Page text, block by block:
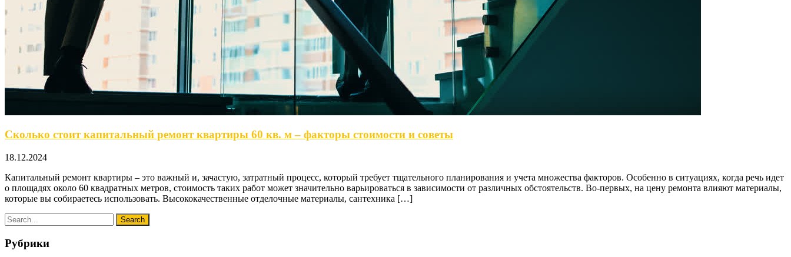
Сколько стоит капитальный ремонт квартиры 60 кв. м – факторы стоимости и советы
18.12.2024
Капитальный ремонт квартиры – это важный и, зачастую, затратный процесс, который требует тщательного планирования и учета множества факторов. Особенно в ситуациях, когда речь идет
о площадях около 60 квадратных метров, стоимость таких работ может значительно варьироваться в зависимости от различных обстоятельств. Во-первых, на цену ремонта влияют материалы,
которые вы собираетесь использовать. Высококачественные отделочные материалы, сантехника […]
Рубрики